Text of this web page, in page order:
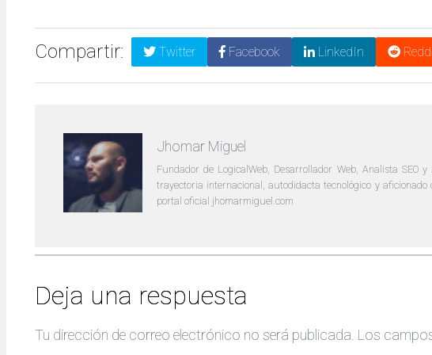
Compartir: Twitter Facebook LinkedIn
Jhomar Miguel
Fundador de LogicalWeb, Desarrollador Web, Analista
trayectoria internacional, autodidacta tecnológico y
portal oficial jhomarmiguel.com
Deja una respuesta
Tu dirección de correo electrónico no será publicada. Los